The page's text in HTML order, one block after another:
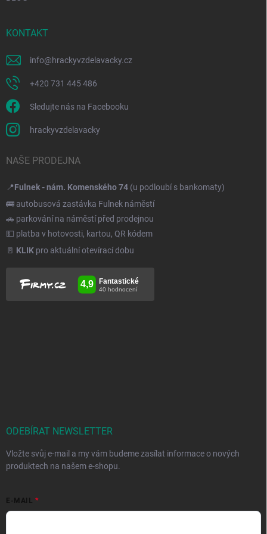
KONTAKT
info@hrackyvzdelavacky.cz
+420 731 445 486
Sledujte nás na Facebooku
hrackyvzdelavacky
NAŠE PRODEJNA
📍Fulnek - nám. Komenského 74 (u podloubí s bankomaty)
🚌 autobusová zastávka Fulnek náměstí
🚗 parkování na náměstí před prodejnou
💵 platba v hotovosti, kartou, QR kódem
🚪 KLIK pro aktuální otevírací dobu
ODEBÍRAT NEWSLETTER
Vložte svůj e-mail a my vám budeme zasílat informace o nových
produktech na našem e-shopu.
E-MAIL